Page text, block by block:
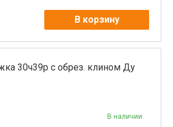
В корзину
30ч39р с обрез. клином Ду
В наличии